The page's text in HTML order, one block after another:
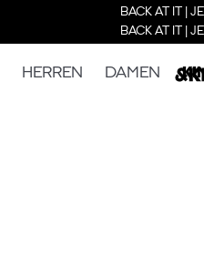
BACK AT IT |
BACK AT IT |
HERREN DAMEN